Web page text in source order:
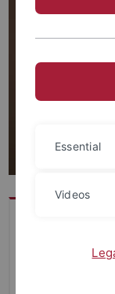
zentralen
Essential
Videos